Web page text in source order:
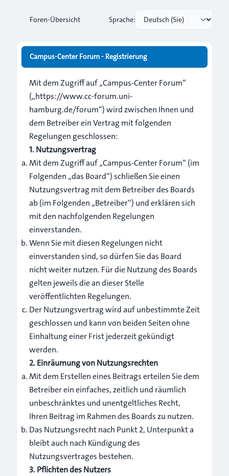
Foren-Übersicht Sprache:
Campus-Center Forum - Registrierung
Mit dem Zugriff auf „Campus-Center Forum“
(„https://www.cc-forum.uni-
hamburg.de/forum“) wird zwischen Ihnen und
dem Betreiber ein Vertrag mit folgenden
Regelungen geschlossen:
1. Nutzungsvertrag
Mit dem Zugriff auf „Campus-Center Forum“ (im
Folgenden „das Board“) schließen Sie einen
Nutzungsvertrag mit dem Betreiber des Boards
ab (im Folgenden „Betreiber“) und erklären sich
mit den nachfolgenden Regelungen
einverstanden.
Wenn Sie mit diesen Regelungen nicht
einverstanden sind, so dürfen Sie das Board
nicht weiter nutzen. Für die Nutzung des Boards
gelten jeweils die an dieser Stelle
veröffentlichten Regelungen.
Der Nutzungsvertrag wird auf unbestimmte Zeit
geschlossen und kann von beiden Seiten ohne
Einhaltung einer Frist jederzeit gekündigt
werden.
2. Einräumung von Nutzungsrechten
Mit dem Erstellen eines Beitrags erteilen Sie dem
Betreiber ein einfaches, zeitlich und räumlich
unbeschränktes und unentgeltliches Recht,
Ihren Beitrag im Rahmen des Boards zu nutzen.
Das Nutzungsrecht nach Punkt 2, Unterpunkt a
bleibt auch nach Kündigung des
Nutzungsvertrages bestehen.
3. Pflichten des Nutzers